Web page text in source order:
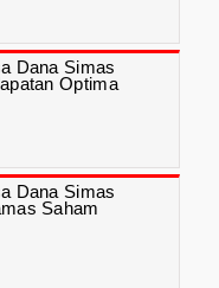
Dana Simas
Optima
Dana Simas
Saham